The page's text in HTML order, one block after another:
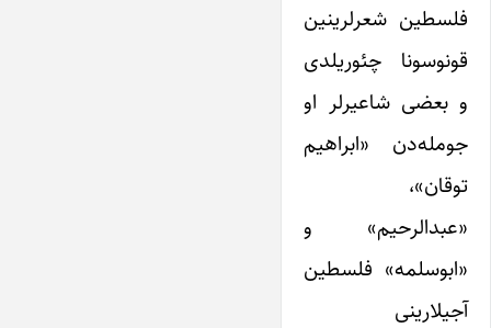
فلسطین شعرلرینین
قونوسونا چئوریلدی
و بعضی شاعیرلر او
جومله‌دن «ابراهیم
توقان»،
«عبدالرحیم» و
«ابوسلمه» فلسطین
آجیلارینی